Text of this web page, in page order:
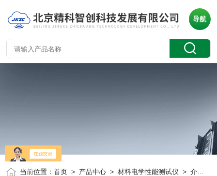
导航
当前位置：首页 > 产品中心 >材料电学性能测试仪 >介电测试仪